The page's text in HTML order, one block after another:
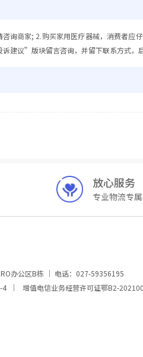
询商家; 2.购买家用医疗器械，消费者应
议”版块留言咨询，并留下联系方式，后
放心服务
专业物流专
办公区B栋 ｜ 电话：027-59356195
4 ｜ 增值电信业务经营许可证鄂B2-